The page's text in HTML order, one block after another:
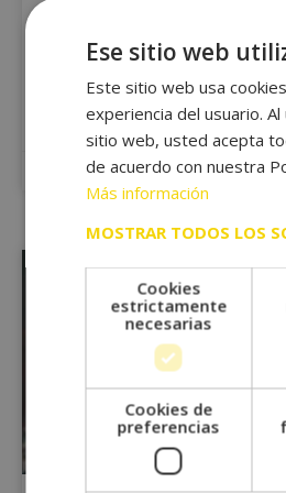
La natación es una actividad
que beneficia tanto el sistema
obtener los mejores
fundamental estructurar un
19 mayo,
Ese sitio web
Este sitio web usa
experiencia del usuario.
sitio web, usted acepta
de acuerdo con nuestra
Más información
MOSTRAR TODOS LOS
Cookies
estrictamente
necesarias
Cookies de
preferencias